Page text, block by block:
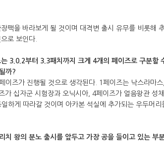
팩을 바라보게 될 것이며 대격변 출시 유무를 비롯해
로 보인다.
3.0.2부터 3.3패치까지 크게 4개의 페이즈로 구분할
까?
이즈가 진행될 것으로 생각된다. 1페이즈는 낙스라마
가 십자군 시험장과 오닉시아, 4페이즈가 얼음왕관 성
일하게 따라갈 것이며 아카본 석실에 추가되는 우두머
치 왕의 분노 출시를 앞두고 가장 공을 들이고 있는 부